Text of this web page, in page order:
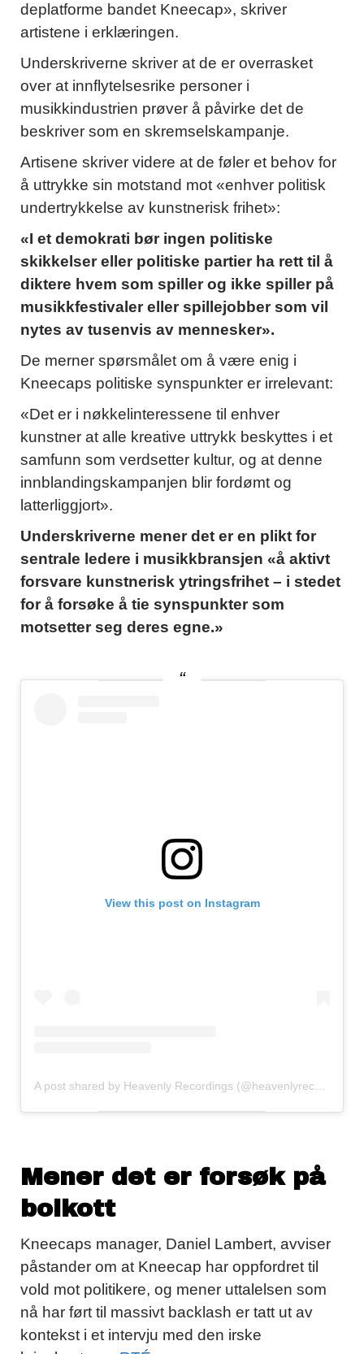
deplatforme bandet Kneecap», skriver
artistene i erklæringen.
Underskriverne skriver at de er overrasket
over at innflytelsesrike personer i
musikkindustrien prøver å påvirke det de
beskriver som en skremselskampanje.
Artisene skriver videre at de føler et behov for
å uttrykke sin motstand mot «enhver politisk
undertrykkelse av kunstnerisk frihet»:
«I et demokrati bør ingen politiske
skikkelser eller politiske partier ha rett til å
diktere hvem som spiller og ikke spiller på
musikkfestivaler eller spillejobber som vil
nytes av tusenvis av mennesker».
De merner spørsmålet om å være enig i
Kneecaps politiske synspunkter er irrelevant:
«Det er i nøkkelinteressene til enhver
kunstner at alle kreative uttrykk beskyttes i et
samfunn som verdsetter kultur, og at denne
innblandingskampanjen blir fordømt og
latterliggjort».
Underskriverne mener det er en plikt for
sentrale ledere i musikkbransjen «å aktivt
forsvare kunstnerisk ytringsfrihet – i stedet
for å forsøke å tie synspunkter som
motsetter seg deres egne.»
View this post on Instagram
A post shared by Heavenly Recordings (@heavenlyrecordings)
Mener det er forsøk på
boikott
Kneecaps manager, Daniel Lambert, avviser
påstander om at Kneecap har oppfordret til
vold mot politikere, og mener uttalelsen som
nå har ført til massivt backlash er tatt ut av
kontekst i et intervju med den irske